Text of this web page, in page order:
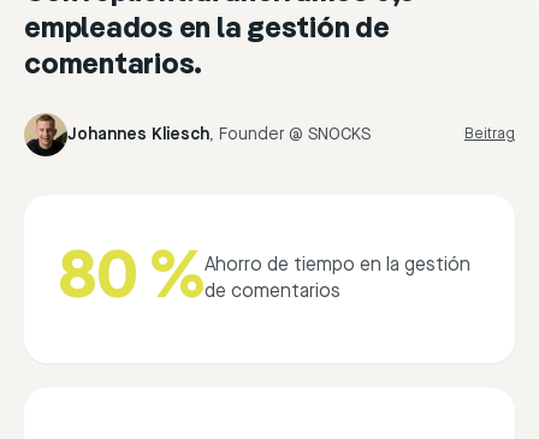
empleados en la gestión de
comentarios.
Johannes Kliesch, Founder @ SNOCKS Beitrag
80 %Ahorro de tiempo en la gestión
de comentarios